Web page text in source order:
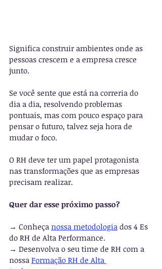
Significa construir ambientes onde as
pessoas crescem e a empresa cresce
junto.
Se você sente que está na correria do
dia a dia, resolvendo problemas
pontuais, mas com pouco espaço para
pensar o futuro, talvez seja hora de
mudar o foco.
O RH deve ter um papel protagonista
nas transformações que as empresas
precisam realizar.
Quer dar esse próximo passo?
→ Conheça nossa metodologia dos 4 Es
do RH de Alta Performance.
→ Desenvolva o seu time de RH com a
nossa Formação RH de Alta